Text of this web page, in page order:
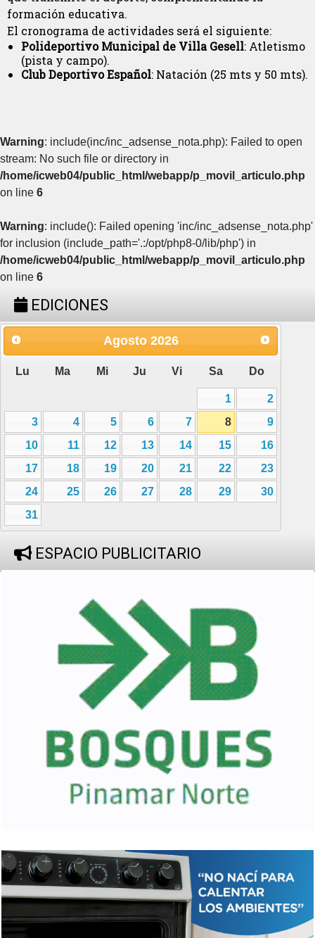
formación educativa.
El cronograma de actividades será el siguiente:
Polideportivo Municipal de Villa Gesell: Atletismo
(pista y campo).
Club Deportivo Español: Natación (25 mts y 50 mts).
Warning: include(inc/inc_adsense_nota.php): Failed to open
stream: No such file or directory in
/home/icweb04/public_html/webapp/p_movil_articulo.php
on line 6
Warning: include(): Failed opening 'inc/inc_adsense_nota.php'
for inclusion (include_path='.:/opt/php8-0/lib/php') in
/home/icweb04/public_html/webapp/p_movil_articulo.php
on line 6
EDICIONES
Agosto 2026
Lu Ma Mi Ju Vi Sa Do
1
2
3
4 5 6 7 8
9
10
11 12 13 14 15
16
17
18 19 20 21 22
23
24
25 26 27 28 29
30
31
ESPACIO PUBLICITARIO